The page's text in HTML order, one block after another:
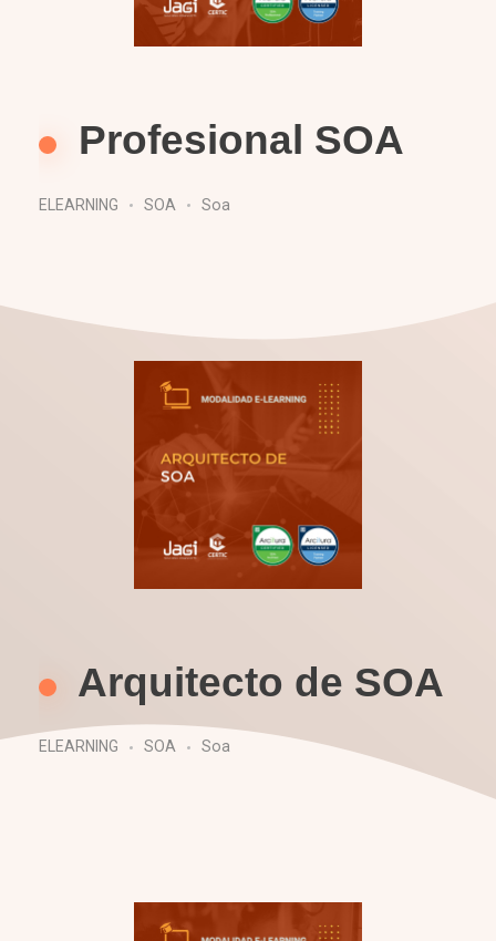
Profesional SOA
ELEARNING SOA Soa
Arquitecto de SOA
ELEARNING SOA Soa